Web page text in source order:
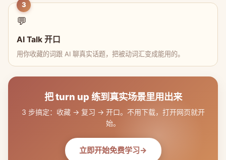
3
💬
AI Talk 开口
用你收藏的词跟 AI 聊真实话题，把被动词汇变成能用的。
把 turn up 练到真实场景里用出来
3 步搞定：收藏 → 复习 → 开口。不用下载，打开网页就开
始。
立即开始免费学习